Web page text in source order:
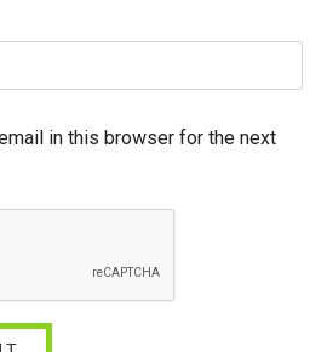
in this browser for the next